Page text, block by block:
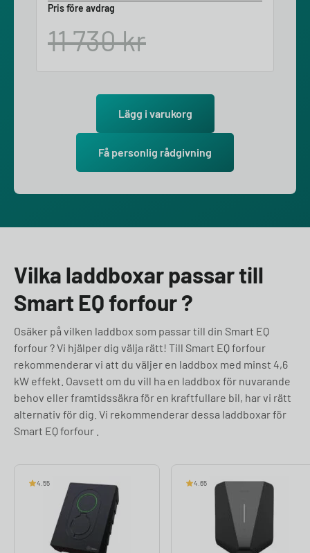
Pris före avdrag
11 730kr
Lägg i varukorg
Få personlig rådgivning
Vilka laddboxar passar till
Smart EQ forfour ?
Osäker på vilken laddbox som passar till din Smart EQ
forfour ? Vi hjälper dig välja rätt! Till Smart EQ forfour
rekommenderar vi att du väljer en laddbox med minst 4,6
kW effekt. Oavsett om du vill ha en laddbox för nuvarande
behov eller framtidssäkra för en kraftfullare bil, har vi rätt
alternativ för dig. Vi rekommenderar dessa laddboxar för
Smart EQ forfour .
4.55 4.65